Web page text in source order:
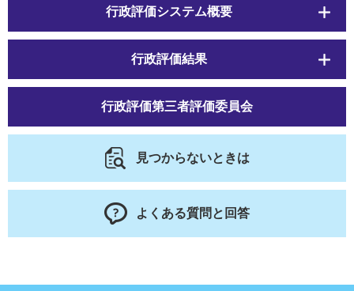
行政評価システム概要
行政評価結果
行政評価第三者評価委員会
見つからないときは
よくある質問と回答